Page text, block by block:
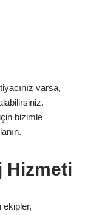
varsa,
bizimle
Hizmeti
ekipler,